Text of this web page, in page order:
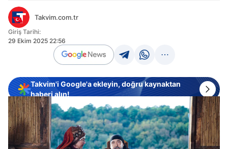
Takvim.com.tr
Giriş Tarihi:
29 Ekim 2025 22:56
Takvim'i Google'a ekleyin, doğru kaynaktan
haberi alın!